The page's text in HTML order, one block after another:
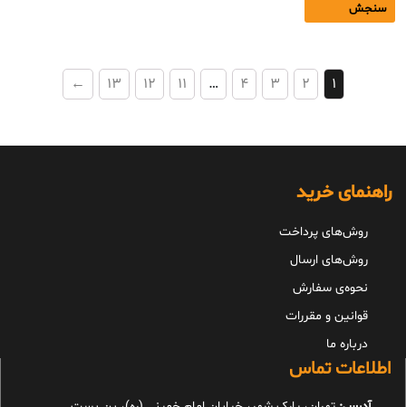
سنجش
1
2
3
4
…
11
12
13
←
راهنمای خرید
روش‌های پرداخت
روش‌های ارسال
نحوه‌ی سفارش
قوانین و مقررات
درباره ما
اطلاعات تماس